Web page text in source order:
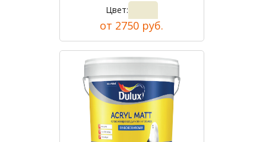
Цвет:
от 2750 руб.